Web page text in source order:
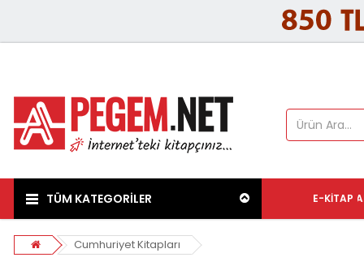
TÜM KATEGORİLER E-KITAP
Cumhuriyet Kitapları